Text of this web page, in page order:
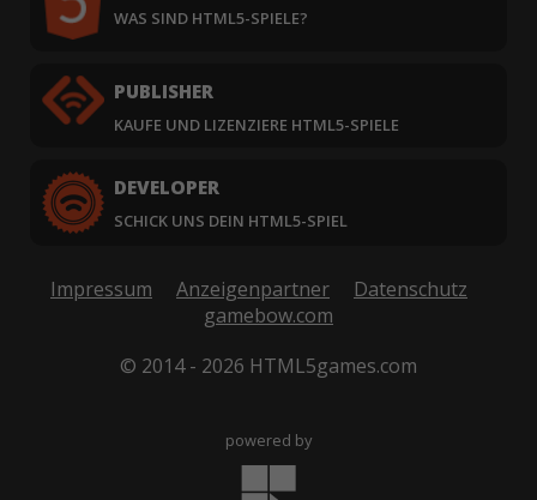
WAS SIND HTML5-SPIELE?
PUBLISHER
KAUFE UND LIZENZIERE HTML5-SPIELE
DEVELOPER
SCHICK UNS DEIN HTML5-SPIEL
Impressum Anzeigenpartner
Datenschutz
gamebow.com
© 2014 - 2026 HTML5games.com
powered by